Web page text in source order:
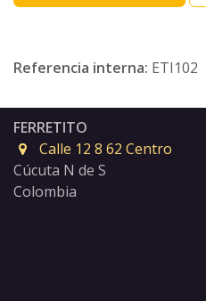
Referencia interna: ETI102
FERRETITO
Calle 12 8 62 Centro
Cúcuta N de S
Colombia